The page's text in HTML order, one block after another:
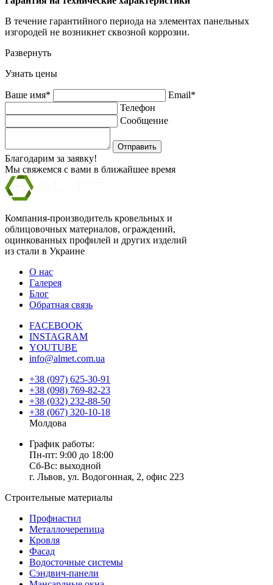
В течение гарантийного периода на элементах панельных
изгородей не возникнет сквозной коррозии.
Развернуть
Узнать цены
Ваше имя*
Email*
Телефон
Сообщение
Отправить
Благодарим за заявку!
Мы свяжемся с вами в ближайшее время
Компания-производитель кровельных и
облицовочных материалов, ограждений,
оцинкованных профилей и других изделий
из стали в Украине
О нас
Галерея
Блог
Обратная связь
FACEBOOK
INSTAGRAM
YOUTUBE
info@almet.com.ua
+38 (097) 625-30-91
+38 (098) 769-82-23
+38 (032) 232-88-50
+38 (067) 320-10-18
Молдова
График работы:
Пн-пт: 9:00 до 18:00
Сб-Вс: выходной
г. Львов, ул. Водогонная, 2, офис 223
Строительные материалы
Профнастил
Металлочерепица
Кровля
Фасад
Водосточные системы
Сэндвич-панели